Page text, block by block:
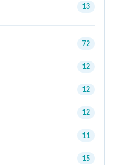
13
72
12
12
12
11
15